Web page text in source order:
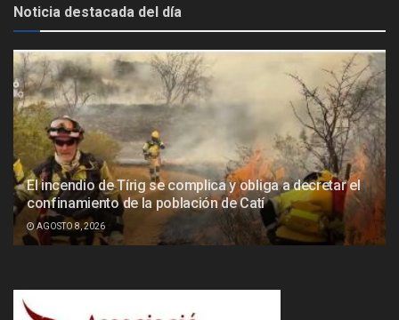
Noticia destacada del día
El incendio de Tírig se complica y obliga a decretar el
confinamiento de la población de Catí
AGOSTO 8, 2026